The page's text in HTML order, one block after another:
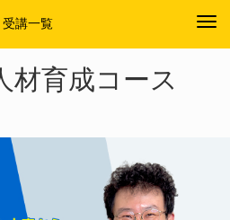
受講一覧
材育成コース